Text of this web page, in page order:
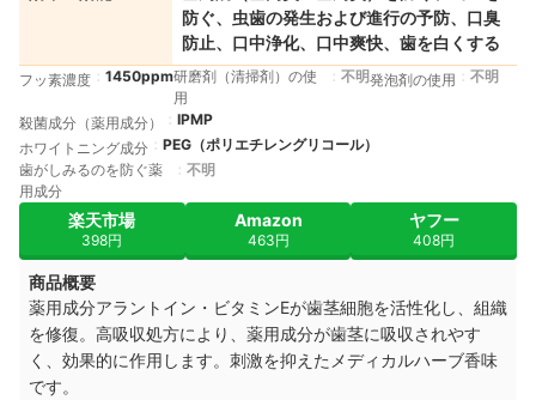
防ぐ、虫歯の発生および進行の予防、口臭
防止、口中浄化、口中爽快、歯を白くする
フッ素濃度 1450ppm研磨剤（清掃剤）の使
用
不明発泡剤の使用 不明
殺菌成分（薬用成分）
IPMP
ホワイトニング成分
PEG（ポリエチレングリコール）
歯がしみるのを防ぐ薬
用成分
不明
楽天市場
398円
Amazon
463円
ヤフー
408円
商品概要
薬用成分アラントイン・ビタミンEが歯茎細胞を活性化し、組織
を修復。高吸収処方により、薬用成分が歯茎に吸収されやす
く、効果的に作用します。刺激を抑えたメディカルハーブ香味
です。